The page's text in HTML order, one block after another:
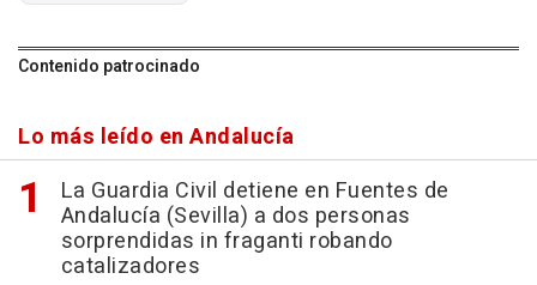
Contenido patrocinado
Lo más leído en Andalucía
La Guardia Civil detiene en Fuentes de
Andalucía (Sevilla) a dos personas
sorprendidas in fraganti robando
catalizadores